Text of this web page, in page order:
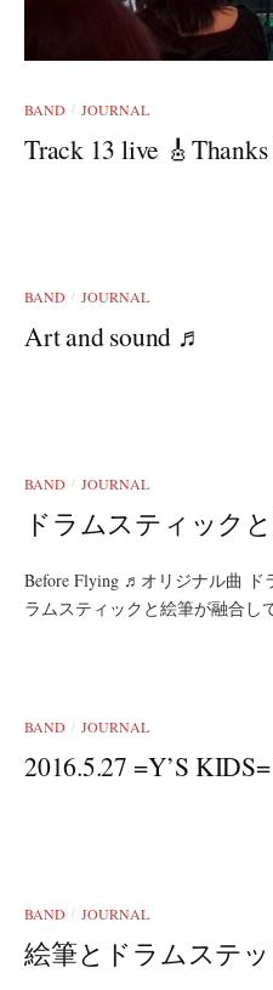
BAND / JOURNAL
Track 13 live
BAND / JOURNAL
Art and sound ♬
BAND / JOURNAL
ドラムスティック
Before Flying ♬オリジナル曲 ド
ラムスティックと絵筆が融合し
BAND / JOURNAL
2016.5.27 =Y’S
BAND / JOURNAL
絵筆とドラムステ